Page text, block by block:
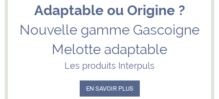
Adaptable ou Origine ?
Nouvelle gamme Gascoigne
Melotte adaptable
Les produits Interpuls
EN SAVOIR PLUS